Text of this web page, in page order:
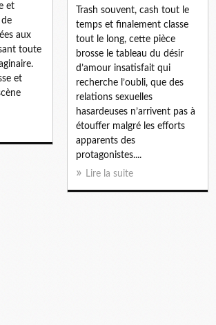
et
aux
toute
et
Trash souvent, cash tout le
temps et finalement classe
tout le long, cette pièce
brosse le tableau du désir
d’amour insatisfait qui
recherche l’oubli, que des
relations sexuelles
hasardeuses n’arrivent pas à
étouffer malgré les efforts
apparents des
protagonistes....
Lire la suite